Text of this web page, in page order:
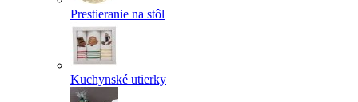
Prestieranie na stôl
Kuchynské utierky